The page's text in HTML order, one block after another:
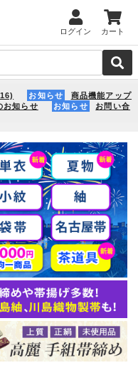
ログイン カート
お知らせ
商品機能アップ
お知らせ お知らせ
お問い合